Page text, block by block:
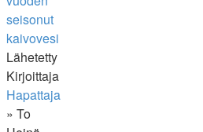
seisonut
kaivovesi
Lähetetty
Kirjoittaja
Hapattaja
» To